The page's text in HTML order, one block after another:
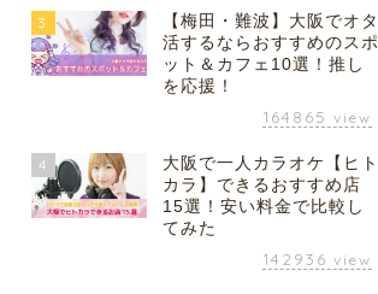
3
【梅田・難波】大阪でオタ
活するならおすすめのスポ
ット＆カフェ10選！推し
を応援！
164865 view
4
大阪で一人カラオケ【ヒト
カラ】できるおすすめ店
15選！安い料金で比較し
てみた
142936 view